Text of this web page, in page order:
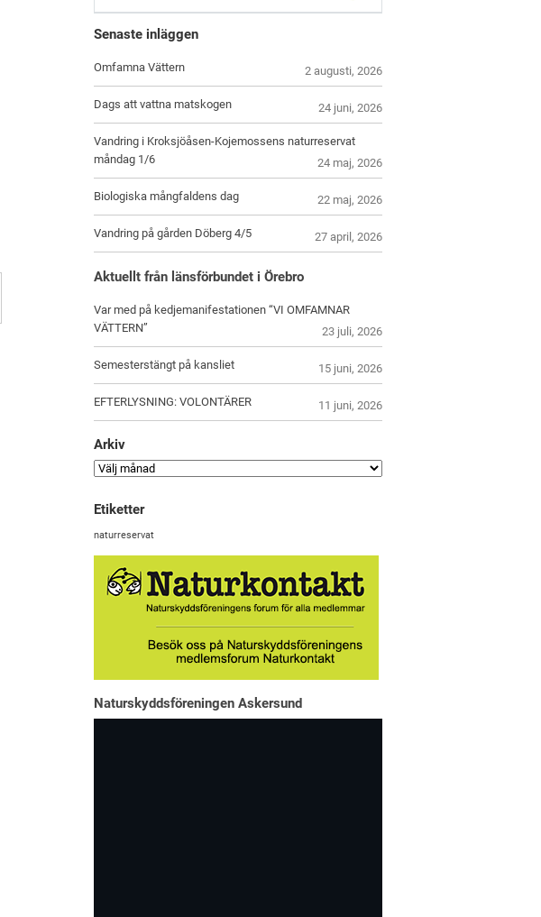
Senaste inläggen
Omfamna Vättern 2 augusti, 2026
Dags att vattna matskogen 24 juni, 2026
Vandring i Kroksjöåsen-Kojemossens naturreservat
måndag 1/6
24 maj, 2026
Biologiska mångfaldens dag 22 maj, 2026
Vandring på gården Döberg 4/5 27 april, 2026
Aktuellt från länsförbundet i Örebro
Var med på kedjemanifestationen “VI OMFAMNAR
VÄTTERN”
23 juli, 2026
Semesterstängt på kansliet 15 juni, 2026
EFTERLYSNING: VOLONTÄRER 11 juni, 2026
Arkiv
Etiketter
naturreservat
Naturskyddsföreningen Askersund